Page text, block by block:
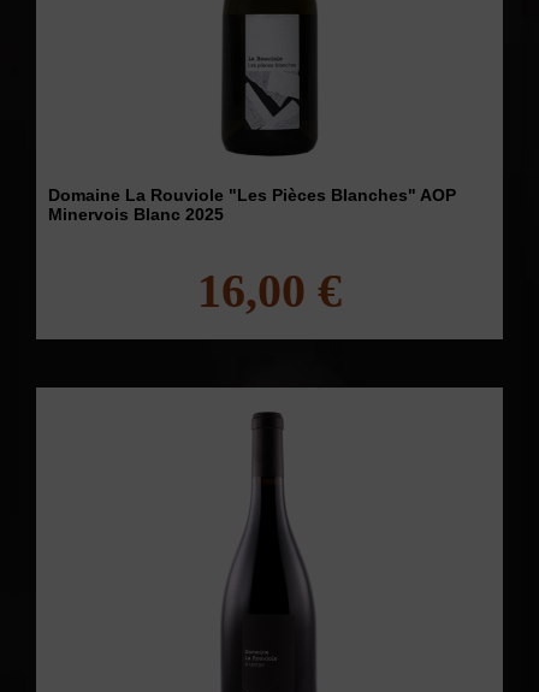
Domaine La Rouviole "Les Pièces Blanches" AOP
Minervois Blanc 2025
16,00 €